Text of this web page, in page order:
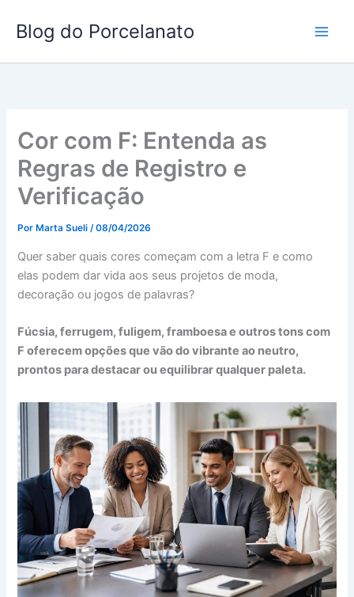
para
conteúdo
Blog do Porcelanato
Cor com F: Entenda as
Regras de Registro e
Verificação
Por Marta Sueli/08/04/2026
Quer saber quais cores começam com a letra F e como
elas podem dar vida aos seus projetos de moda,
decoração ou jogos de palavras?
Fúcsia, ferrugem, fuligem, framboesa e outros tons com
F oferecem opções que vão do vibrante ao neutro,
prontos para destacar ou equilibrar qualquer paleta.